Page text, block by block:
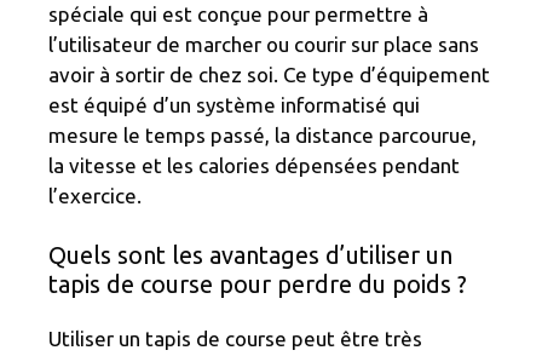
spéciale qui est conçue pour permettre à
l’utilisateur de marcher ou courir sur place sans
avoir à sortir de chez soi. Ce type d’équipement
est équipé d’un système informatisé qui
mesure le temps passé, la distance parcourue,
la vitesse et les calories dépensées pendant
l’exercice.
Quels sont les avantages d’utiliser un
tapis de course pour perdre du poids ?
Utiliser un tapis de course peut être très